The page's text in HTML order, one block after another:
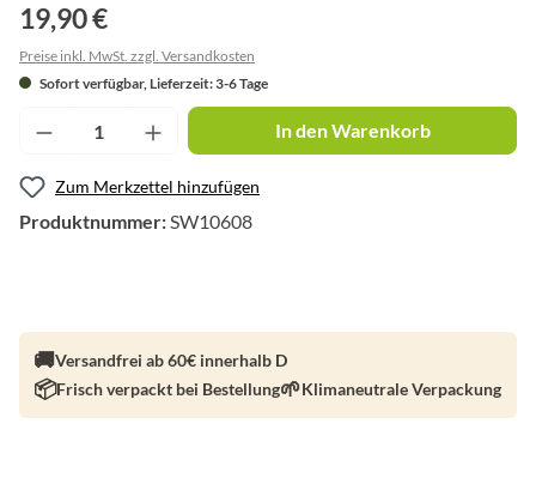
19,90 €
Preise inkl. MwSt. zzgl. Versandkosten
Sofort verfügbar, Lieferzeit: 3-6 Tage
Produkt Anzahl: Gib den gewünschten
In den Warenkorb
Zum Merkzettel hinzufügen
Produktnummer:SW10608
Versandfrei ab 60€ innerhalb D
Frisch verpackt bei Bestellung
Klimaneutrale Verpackung